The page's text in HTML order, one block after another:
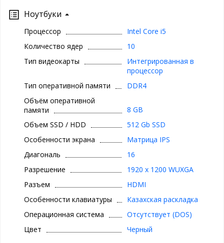
Ноутбуки
Процессор
Intel Core i5
Количество ядер
10
Тип видеокарты
Интегрированная в
процессор
Тип оперативной памяти
DDR4
Объём оперативной
памяти
8 GB
Объем SSD / HDD
512 Gb SSD
Особенности экрана
Матрица IPS
Диагональ
16
Разрешение
1920 x 1200 WUXGA
Разъем
HDMI
Особенности клавиатуры
Казахская раскладка
Операционная система
Отсутствует (DOS)
Цвет
Черный